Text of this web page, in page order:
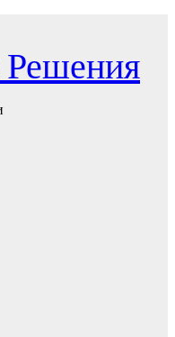
Решения